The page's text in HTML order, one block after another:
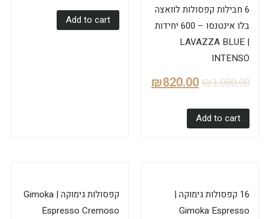
6 חבילות קפסולות לוואצה
בלו אינטנסו – 600 יחידות
| LAVAZZA BLUE
INTENSO
₪1,080.00
₪820.00
Add to cart
Add to cart
16 קפסולות גימוקה |
Gimoka Espresso
קפסולות גימוקה | Gimoka
Espresso Cremoso